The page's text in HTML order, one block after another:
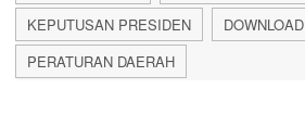
KEPUTUSAN PRESIDEN
DOWNLOAD
PERATURAN DAERAH